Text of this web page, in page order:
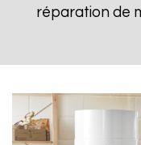
réparation de